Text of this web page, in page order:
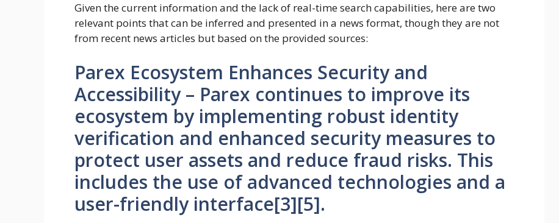
Given the current information and the lack of real-time search capabilities, here are two
relevant points that can be inferred and presented in a news format, though they are not
from recent news articles but based on the provided sources:
Parex Ecosystem Enhances Security and
Accessibility – Parex continues to improve its
ecosystem by implementing robust identity
verification and enhanced security measures to
protect user assets and reduce fraud risks. This
includes the use of advanced technologies and a
user-friendly interface[3][5].